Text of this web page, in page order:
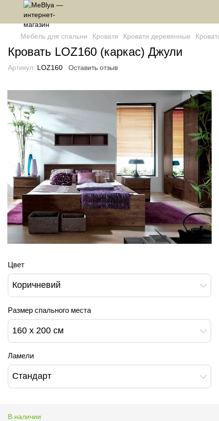
Мебель для спальни Кровати Кровати деревянные
Кровать LOZ160 (каркас) Джули
Артикул: LOZ160 Оставить отзыв
Цвет
Коричневий
Размер спального места
160 x 200 см
Ламели
Стандарт
В наличии